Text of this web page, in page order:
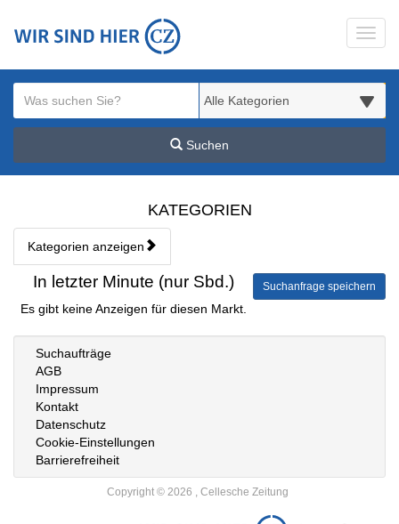
Suchen
Kategorien & Anzeigen
KATEGORIEN
Kategorien anzeigen
Bedienhinweis: Navigieren Sie mit Tab (Shift+Tab zurück).
Rubrik:
In letzter Minute (nur Sbd.) Suchanfrage speichern
Es gibt keine Anzeigen für diesen Markt.
Suchaufträge
AGB
Impressum
Kontakt
Datenschutz
Cookie-Einstellungen
Barrierefreiheit
Copyright © 2026 , Cellesche Zeitung